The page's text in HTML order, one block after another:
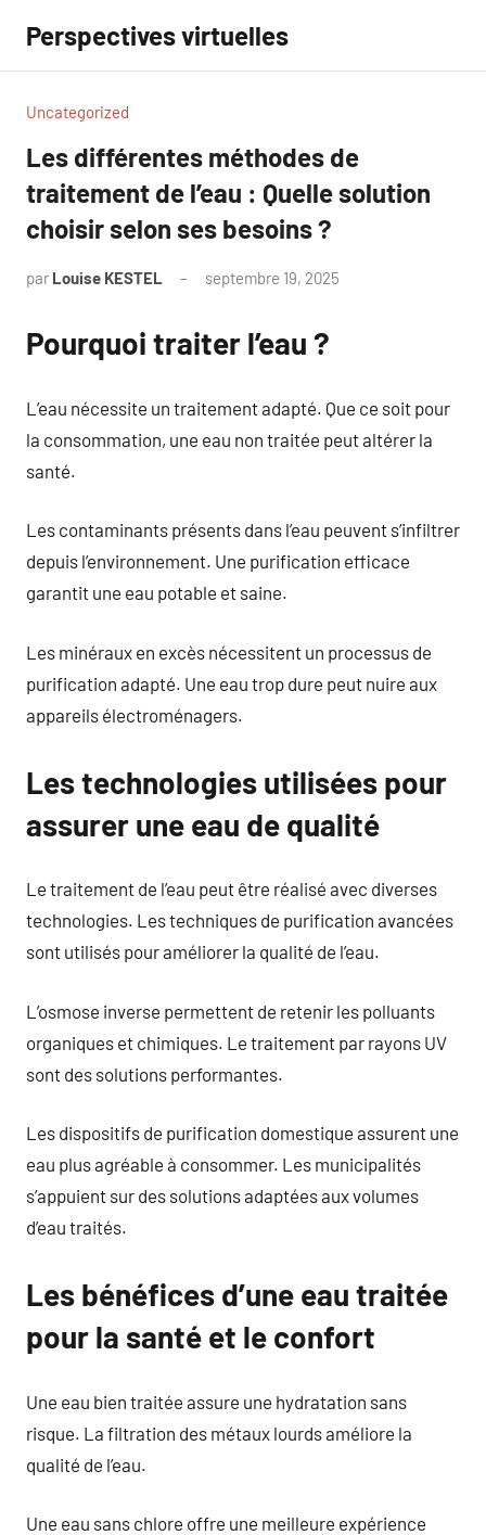
contenu
Perspectives virtuelles
Uncategorized
Les différentes méthodes de
traitement de l’eau : Quelle solution
choisir selon ses besoins ?
par Louise KESTEL septembre 19, 2025
Pourquoi traiter l’eau ?
L’eau nécessite un traitement adapté. Que ce soit pour
la consommation, une eau non traitée peut altérer la
santé.
Les contaminants présents dans l’eau peuvent s’infiltrer
depuis l’environnement. Une purification efficace
garantit une eau potable et saine.
Les minéraux en excès nécessitent un processus de
purification adapté. Une eau trop dure peut nuire aux
appareils électroménagers.
Les technologies utilisées pour
assurer une eau de qualité
Le traitement de l’eau peut être réalisé avec diverses
technologies. Les techniques de purification avancées
sont utilisés pour améliorer la qualité de l’eau.
L’osmose inverse permettent de retenir les polluants
organiques et chimiques. Le traitement par rayons UV
sont des solutions performantes.
Les dispositifs de purification domestique assurent une
eau plus agréable à consommer. Les municipalités
s’appuient sur des solutions adaptées aux volumes
d’eau traités.
Les bénéfices d’une eau traitée
pour la santé et le confort
Une eau bien traitée assure une hydratation sans
risque. La filtration des métaux lourds améliore la
qualité de l’eau.
Une eau sans chlore offre une meilleure expérience